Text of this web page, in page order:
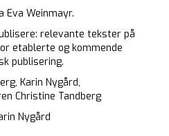
Weinmayr.
relevante tekster på
etablerte og kommende
publisering.
Karin Nygård,
Christine Tandberg
Nygård